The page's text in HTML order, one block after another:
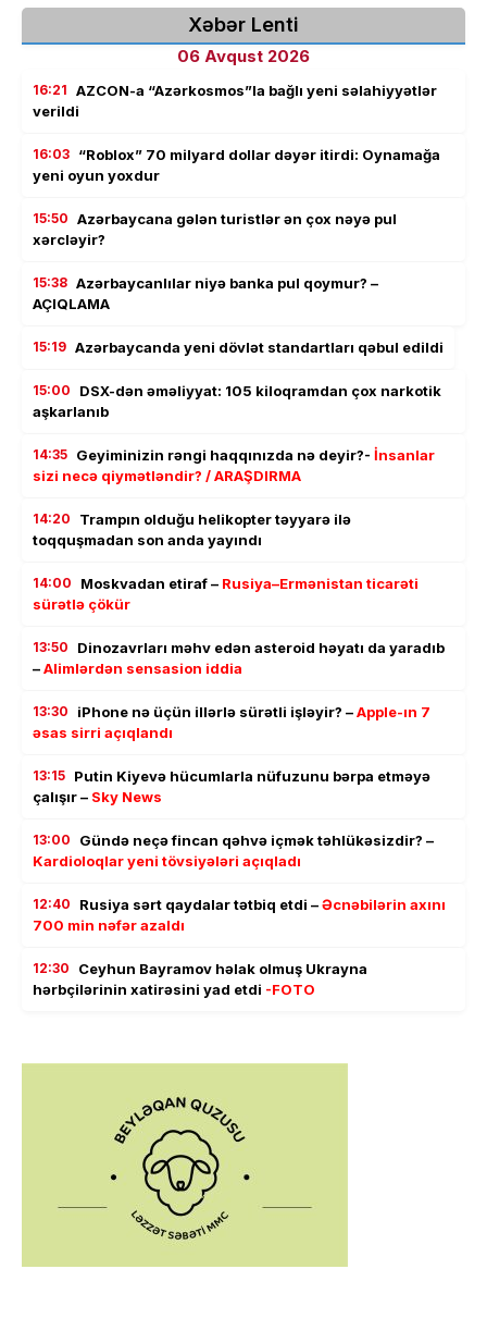
Xəbər Lenti
06 Avqust 2026
16:21 AZCON-a “Azərkosmos”la bağlı yeni səlahiyyətlər
verildi
16:03 “Roblox” 70 milyard dollar dəyər itirdi: Oynamağa
yeni oyun yoxdur
15:50 Azərbaycana gələn turistlər ən çox nəyə pul
xərcləyir?
15:38 Azərbaycanlılar niyə banka pul qoymur? –
AÇIQLAMA
15:19 Azərbaycanda yeni dövlət standartları qəbul edildi
15:00
DSX-dən əməliyyat: 105 kiloqramdan çox narkotik
aşkarlanıb
14:35 Geyiminizin rəngi haqqınızda nə deyir?- İnsanlar
sizi necə qiymətləndir? / ARAŞDIRMA
14:20
Trampın olduğu helikopter təyyarə ilə
toqquşmadan son anda yayındı
14:00 Moskvadan etiraf – Rusiya–Ermənistan ticarəti
sürətlə çökür
13:50
Dinozavrları məhv edən asteroid həyatı da yaradıb
–Alimlərdən sensasion iddia
13:30 iPhone nə üçün illərlə sürətli işləyir? –Apple-ın 7
əsas sirri açıqlandı
13:15 Putin Kiyevə hücumlarla nüfuzunu bərpa etməyə
çalışır – Sky News
13:00
Gündə neçə fincan qəhvə içmək təhlükəsizdir? –
Kardioloqlar yeni tövsiyələri açıqladı
12:40 Rusiya sərt qaydalar tətbiq etdi –Əcnəbilərin axını
700 min nəfər azaldı
12:30
Ceyhun Bayramov həlak olmuş Ukrayna
hərbçilərinin xatirəsini yad etdi -FOTO